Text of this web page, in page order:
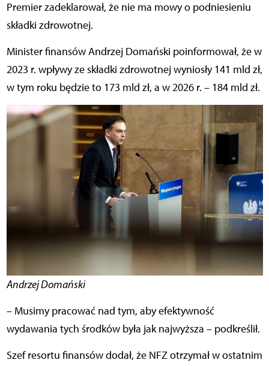
Premier zadeklarował, że nie ma mowy o podniesieniu
składki zdrowotnej.
Minister finansów Andrzej Domański poinformował, że w
2023 r. wpływy ze składki zdrowotnej wyniosły 141 mld zł,
w tym roku będzie to 173 mld zł, a w 2026 r. – 184 mld zł.
Andrzej Domański
– Musimy pracować nad tym, aby efektywność
wydawania tych środków była jak najwyższa – podkreślił.
Szef resortu finansów dodał, że NFZ otrzymał w ostatnim